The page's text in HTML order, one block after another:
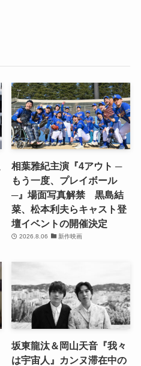
相葉雅紀主演『4アウト ─
もう一度、プレイボール
─』場面写真解禁 黒島結
菜、松本利夫らキャスト登
壇イベントの開催決定
2026.8.06 新作映画
坂東龍汰＆岡山天音『我々
は宇宙人』カンヌ滞在中の